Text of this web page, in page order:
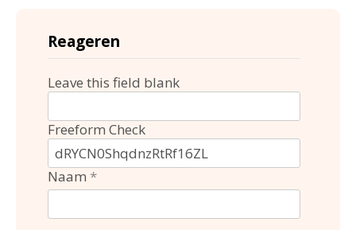
Reageren
Leave this field blank
Freeform Check
Naam